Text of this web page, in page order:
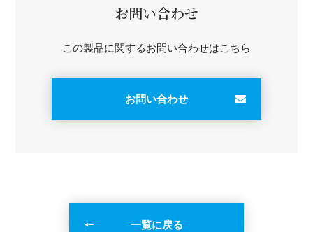
お問い合わせ
この製品に関するお問い合わせはこちら
お問い合わせ
一覧に戻る